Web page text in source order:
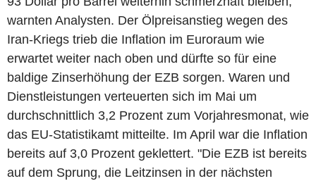
warnten Analysten. Der Ölpreisanstieg wegen des
Iran-Kriegs trieb die Inflation im Euroraum wie
erwartet weiter nach oben und dürfte so für eine
baldige Zinserhöhung der EZB sorgen. Waren und
Dienstleistungen verteuerten sich im Mai um
durchschnittlich 3,2 Prozent zum Vorjahresmonat, wie
das EU-Statistikamt mitteilte. Im April war die Inflation
bereits auf 3,0 Prozent geklettert. "Die EZB ist bereits
auf dem Sprung, die Leitzinsen in der nächsten